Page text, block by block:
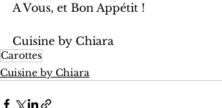
A Vous, et Bon Appétit !
Cuisine by Chiara
Carottes
Cuisine by Chiara